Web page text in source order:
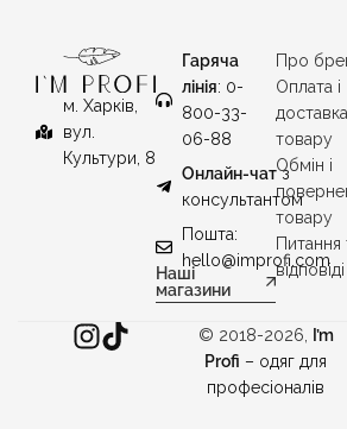
м. Харків,
вул.
Культури, 8
Гаряча
лінія: 0-
800-33-
06-88
Онлайн-чатз
консультантом
Пошта:
hello@improfi.com
Наші
магазини
Про
Оплата і
доставка
товару
Обмін і
товару
Питання
відповіді
© 2018-2026, I’m
Profi – одяг для
професіоналів